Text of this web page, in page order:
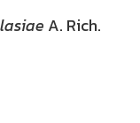
A. Rich.